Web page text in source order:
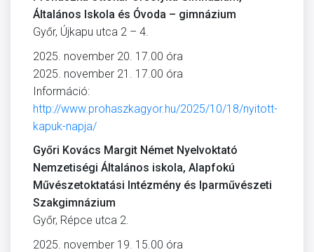
Általános Iskola és Óvoda – gimnázium
Győr, Újkapu utca 2 – 4.
2025. november 20. 17.00 óra
2025. november 21. 17.00 óra
Információ:
http://www.prohaszkagyor.hu/2025/10/18/nyitott-
kapuk-napja/
Győri Kovács Margit Német Nyelvoktató
Nemzetiségi Általános iskola, Alapfokú
Művészetoktatási Intézmény és Iparművészeti
Szakgimnázium
Győr, Répce utca 2.
2025. november 19. 15.00 óra